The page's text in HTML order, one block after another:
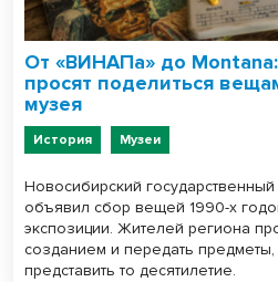
От «ВИНАПа» до
просят поделиться
музея
История Музеи
Новосибирский
объявил сбор вещей 1990-х
экспозиции. Жителей региона
созданием и передать
представить то десятилетие.